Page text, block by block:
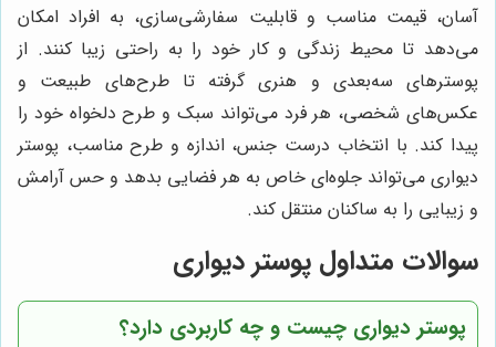
آسان، قیمت مناسب و قابلیت سفارشی‌سازی، به افراد امکان
می‌دهد تا محیط زندگی و کار خود را به راحتی زیبا کنند. از
پوسترهای سه‌بعدی و هنری گرفته تا طرح‌های طبیعت و
عکس‌های شخصی، هر فرد می‌تواند سبک و طرح دلخواه خود را
پیدا کند. با انتخاب درست جنس، اندازه و طرح مناسب، پوستر
دیواری می‌تواند جلوه‌ای خاص به هر فضایی بدهد و حس آرامش
و زیبایی را به ساکنان منتقل کند.
سوالات متداول پوستر دیواری
پوستر دیواری چیست و چه کاربردی دارد؟